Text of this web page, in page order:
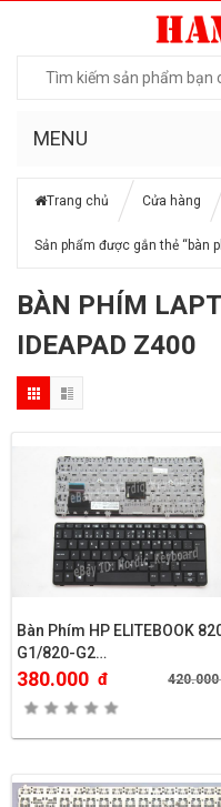
MENU
Trang chủ Cửa hàng
Sản phẩm được gắn thẻ “bàn
BÀN PHÍM
IDEAPAD Z400
Bàn Phím HP ELITEBOOK
G1/820-G2…
380.000 đ 420.000